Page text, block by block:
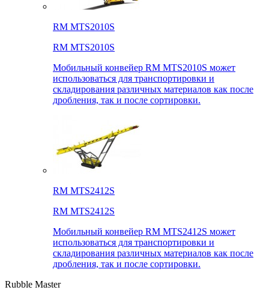
RM MTS2010S
RM MTS2010S
Мобильный конвейер RM MTS2010S может
использоваться для транспортировки и
складирования различных материалов как после
дробления, так и после сортировки.
RM MTS2412S
RM MTS2412S
Мобильный конвейер RM MTS2412S может
использоваться для транспортировки и
складирования различных материалов как после
дробления, так и после сортировки.
Rubble Master